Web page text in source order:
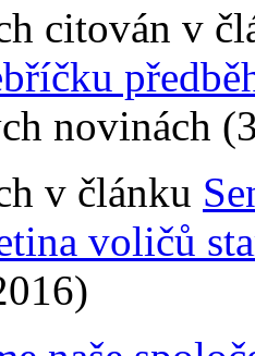
citován v
novinách
v článku
voličů